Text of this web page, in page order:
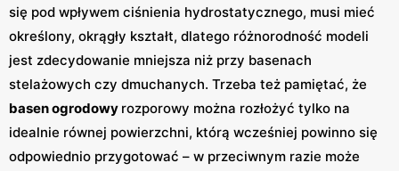
się pod wpływem ciśnienia hydrostatycznego, musi mieć
określony, okrągły kształt, dlatego różnorodność modeli
jest zdecydowanie mniejsza niż przy basenach
stelażowych czy dmuchanych. Trzeba też pamiętać, że
basen ogrodowy rozporowy można rozłożyć tylko na
idealnie równej powierzchni, którą wcześniej powinno się
odpowiednio przygotować – w przeciwnym razie może